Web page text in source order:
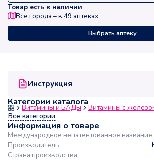
Инструкция
Категории каталога
Витамины и БАДы
Витамины с
Все категории
Информация о товаре
Международное непатентованное название
Производитель
Страна производства
Товар есть в наличии
Все города – в 49 аптеках
Выбрать аптеку